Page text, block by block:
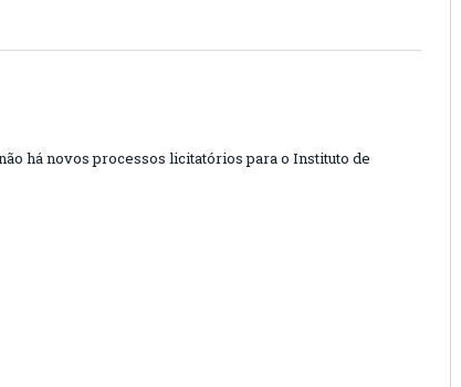
há novos processos licitatórios para o Instituto de